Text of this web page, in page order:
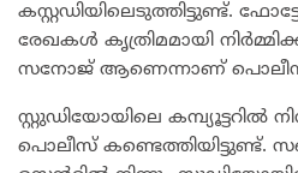
കസ്റ്റഡിയിലെടുത്തിട്ടുണ്ട്.
രേഖകൾ കൃത്രിമമായി
സനോജ് ആണെന്നാണ്
സ്റ്റുഡിയോയിലെ കമ്പ്യൂട്ടറിൽ
പൊലീസ് കണ്ടെത്തിയിട്ടുണ്ട്.